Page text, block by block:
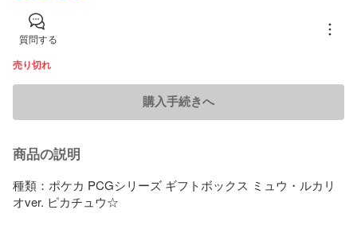
質問する
売り切れ
購入手続きへ
商品の説明
種類：ポケカ PCGシリーズ ギフトボックス ミュウ・ルカリ
オver. ピカチュウ☆